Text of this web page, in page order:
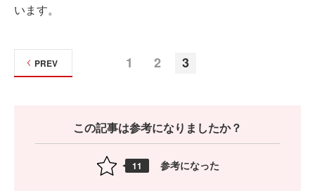
います。
1 2 3
PREV
この記事は参考になりましたか？
11 参考になった